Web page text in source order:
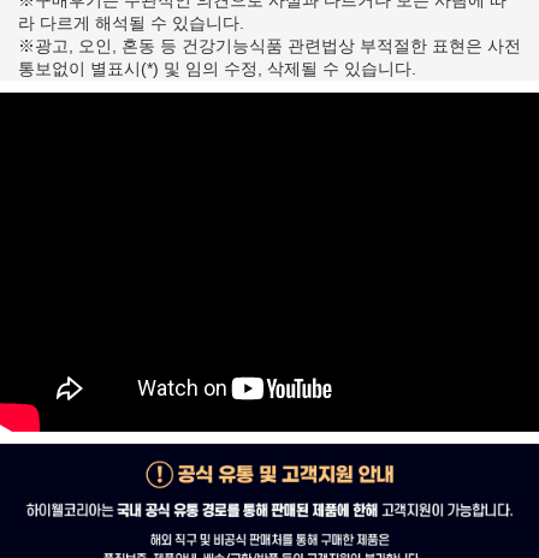
라 다르게 해석될 수 있습니다.
※광고, 오인, 혼동 등 건강기능식품 관련법상 부적절한 표현은 사전
통보없이 별표시(*) 및 임의 수정, 삭제될 수 있습니다.